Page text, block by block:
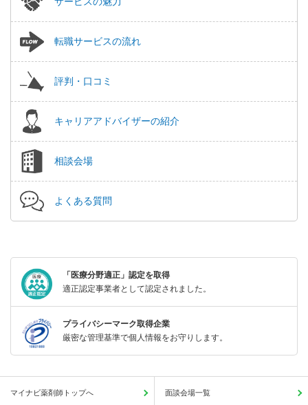
転職サービスの流れ
評判・口コミ
キャリアアドバイザーの紹介
相談会場
よくある質問
「医療分野適正」認定を取得
適正認定事業者として認定されました。
プライバシーマーク取得企業
厳密な管理基準で個人情報をお守りします。
マイナビ薬剤師トップへ 面談会場一覧